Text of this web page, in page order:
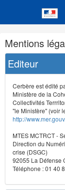
Navigation
et
outils
annexes
Mentions
Editeur
Cerbère est édité
Ministère de la
Collectivités
"le Ministère" (voir
http://
MTES MCTRCT -
Direction du
crise (DSGC)
92055 La Défense
Téléphone : 01 40